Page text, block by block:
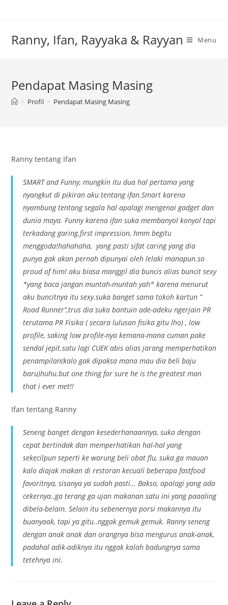
Ranny, Ifan, Rayyaka & Rayyan Menu
Pendapat Masing Masing
> Profil > Pendapat Masing Masing
Ranny tentang Ifan
SMART and Funny, mungkin itu dua hal pertama yang
nyangkut di pikiran aku tentang ifan.Smart karena
nyambung tentang segala hal apalagi mengenai gadget dan
dunia maya. Funny karena ifan suka membanyol konyol tapi
terkadang garing.first impression, hmm begitu
menggoda!hahahaha, yang pasti sifat caring yang dia
punya gak akan pernah dipunyai oleh lelaki manapun.so
proud of him! aku biasa manggil dia buncis alias buncit sexy
*yang baca jangan muntah-muntah yah* karena menurut
aku buncitnya itu sexy.suka banget sama tokoh kartun ”
Road Runner”,trus dia suka bantuin ade-adeku ngerjain PR
terutama PR Fisika ( secara lulusan fisika gitu lho) , low
profile, saking low profile-nya kemana-mana cuman pake
sendal jepit.satu lagi CUEK abis alias jarang memperhatikan
penampilan(kalo gak dipaksa mana mau dia beli baju
baru)huhu.but one thing for sure he is the greatest man
that i ever met!!
Ifan tentang Ranny
Seneng banget dengan kesederhanaannya, suka dengan
cepat bertindak dan memperhatikan hal-hal yang
sekecilpun seperti ke warung beli obat flu, suka ga mauan
kalo diajak makan di restoran kecuali beberapa fastfood
favoritnya, sisanya ya sudah pasti… Bakso, apalagi yang ada
cekernya..ga terang ga ujan makanan satu ini yang paaaling
dibela-belain. Selain itu sebenernya porsi makannya itu
buanyaak, tapi ya gitu..nggak gemuk gemuk. Ranny seneng
dengan anak anak dan orangnya bisa mengurus anak-anak,
padahal adik-adiknya itu nggak kalah badungnya sama
tetehnya ini.